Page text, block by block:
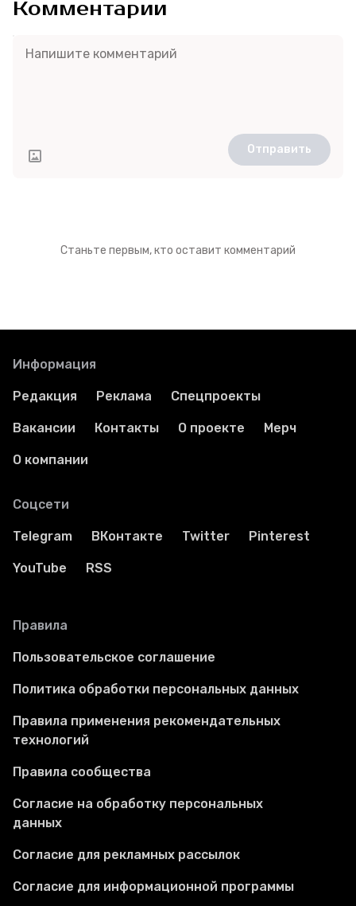
Комментарии
Отправить
Станьте первым, кто оставит комментарий
Информация
Редакция Реклама Спецпроекты
Вакансии Контакты О проекте Мерч
О компании
Соцсети
Telegram ВКонтакте Twitter Pinterest
YouTube RSS
Правила
Пользовательское соглашение
Политика обработки персональных данных
Правила применения рекомендательных
технологий
Правила сообщества
Согласие на обработку персональных
данных
Согласие для рекламных рассылок
Согласие для информационной программы